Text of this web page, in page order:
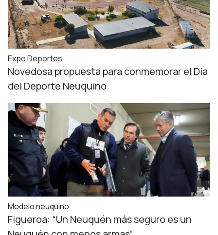
Expo Deportes
Novedosa propuesta para conmemorar el Día
del Deporte Neuquino
Modelo neuquino
Figueroa: “Un Neuquén más seguro es un